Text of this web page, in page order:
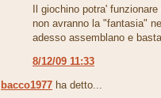
Il giochino potra'
non avranno la "fantasia"
adesso assemblano e
8/12/09 11:33
bacco1977 ha detto...